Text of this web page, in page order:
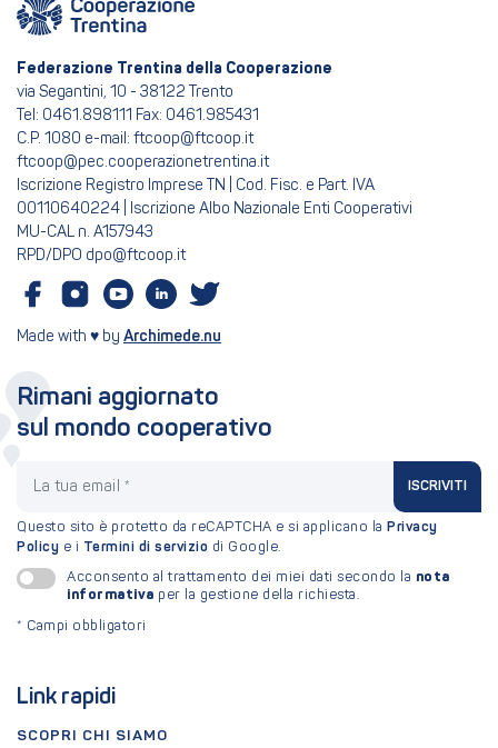
Federazione Trentina della Cooperazione
via Segantini, 10 - 38122 Trento
Tel: 0461.898111 Fax: 0461.985431
C.P. 1080 e-mail: ftcoop@ftcoop.it
ftcoop@pec.cooperazionetrentina.it
Iscrizione Registro Imprese TN | Cod. Fisc. e Part. IVA
00110640224 | Iscrizione Albo Nazionale Enti Cooperativi
MU-CAL n. A157943
RPD/DPO dpo@ftcoop.it
Made with ♥ by Archimede.nu
Link rapidi
SCOPRI CHI SIAMO
Rimani aggiornato
sul mondo cooperativo
ISCRIVITI
Questo sito è protetto da reCAPTCHA e si applicano la Privacy
Policy e i Termini di servizio di Google.
Acconsento al trattamento dei miei dati secondo la nota
informativa per la gestione della richiesta.
* Campi obbligatori